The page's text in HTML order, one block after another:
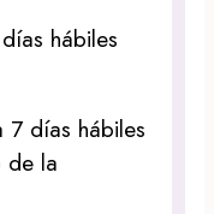
hábiles
días hábiles
de la